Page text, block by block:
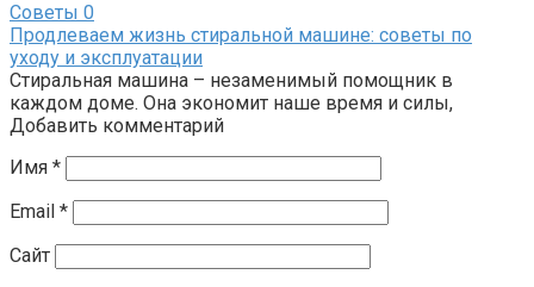
Советы 0
Продлеваем жизнь стиральной машине: советы по
уходу и эксплуатации
Стиральная машина – незаменимый помощник в
каждом доме. Она экономит наше время и силы,
Добавить комментарий
Имя *
Email *
Сайт